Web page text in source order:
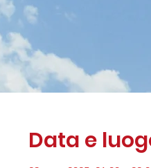
Data e